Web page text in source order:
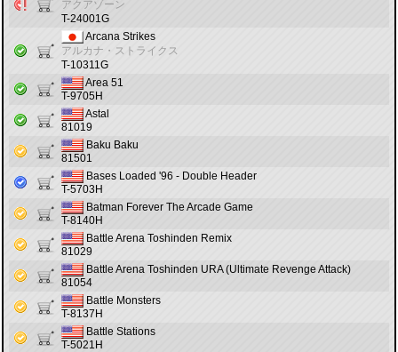
アクアゾーン
T-24001G
Arcana Strikes
アルカナ・ストライクス
T-10311G
Area 51
T-9705H
Astal
81019
Baku Baku
81501
Bases Loaded '96 - Double Header
T-5703H
Batman Forever The Arcade Game
T-8140H
Battle Arena Toshinden Remix
81029
Battle Arena Toshinden URA (Ultimate Revenge Attack)
81054
Battle Monsters
T-8137H
Battle Stations
T-5021H